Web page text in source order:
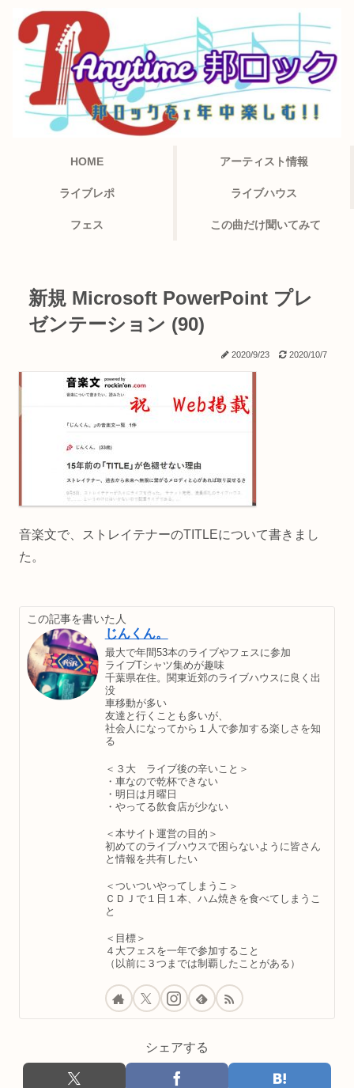
HOME アーティスト情報
ライブレポ ライブハウス
フェス この曲だけ聞いてみて
新規 Microsoft PowerPoint プレ
ゼンテーション (90)
2020/9/23 2020/10/7
音楽文で、ストレイテナーのTITLEについて書きまし
た。
この記事を書いた人
じんくん。
最大で年間53本のライブやフェスに参加
ライブTシャツ集めが趣味
千葉県在住。関東近郊のライブハウスに良く出
没
車移動が多い
友達と行くことも多いが、
社会人になってから１人で参加する楽しさを知
る
＜３大 ライブ後の辛いこと＞
・車なので乾杯できない
・明日は月曜日
・やってる飲食店が少ない
＜本サイト運営の目的＞
初めてのライブハウスで困らないように皆さん
と情報を共有したい
＜ついついやってしまうこ＞
ＣＤＪで１日１本、ハム焼きを食べてしまうこ
と
＜目標＞
４大フェスを一年で参加すること
（以前に３つまでは制覇したことがある）
シェアする